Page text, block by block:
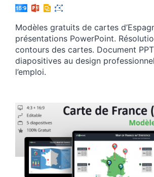
Modèles gratuits de cartes
présentations PowerPoint.
contours des cartes. Document
diapositives au design
l’emploi.